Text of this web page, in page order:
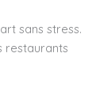
sans stress.
restaurants